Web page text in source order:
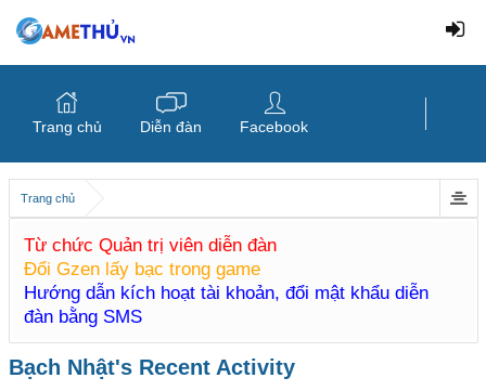
Trang chủ
Từ chức Quản trị viên diễn đàn
Đổi Gzen lấy bạc trong game
Hướng dẫn kích hoạt tài khoản, đổi mật khẩu diễn
đàn bằng SMS
Bạch Nhật's Recent Activity
Trang chủ Diễn đàn Facebook